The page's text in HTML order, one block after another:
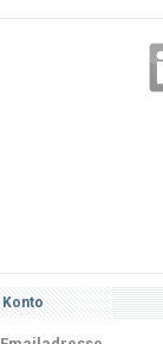
Konto